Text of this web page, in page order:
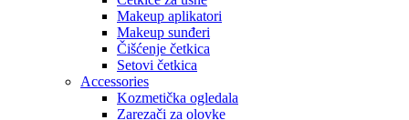
Makeup aplikatori
Makeup sunđeri
Čišćenje četkica
Setovi četkica
Accessories
Kozmetička ogledala
Zarezači za olovke